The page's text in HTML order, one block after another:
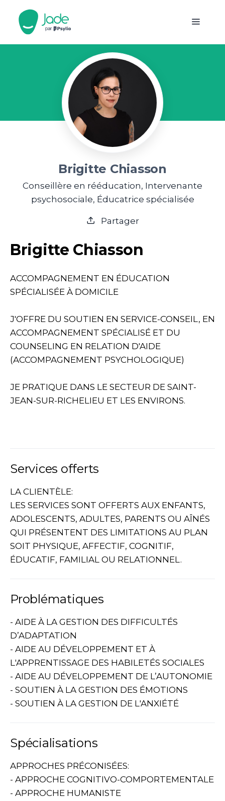
Brigitte Chiasson
Conseillère en rééducation, Intervenante
psychosociale, Éducatrice spécialisée
Partager
Brigitte Chiasson
ACCOMPAGNEMENT EN ÉDUCATION
SPÉCIALISÉE À DOMICILE
J'OFFRE DU SOUTIEN EN SERVICE-CONSEIL, EN
ACCOMPAGNEMENT SPÉCIALISÉ ET DU
COUNSELING EN RELATION D'AIDE
(ACCOMPAGNEMENT PSYCHOLOGIQUE)
JE PRATIQUE DANS LE SECTEUR DE SAINT-
JEAN-SUR-RICHELIEU ET LES ENVIRONS.
Services offerts
LA CLIENTÈLE:
LES SERVICES SONT OFFERTS AUX ENFANTS,
ADOLESCENTS, ADULTES, PARENTS OU AÎNÉS
QUI PRÉSENTENT DES LIMITATIONS AU PLAN
SOIT PHYSIQUE, AFFECTIF, COGNITIF,
ÉDUCATIF, FAMILIAL OU RELATIONNEL.
Problématiques
- AIDE À LA GESTION DES DIFFICULTÉS
D’ADAPTATION
- AIDE AU DÉVELOPPEMENT ET À
L'APPRENTISSAGE DES HABILETÉS SOCIALES
- AIDE AU DÉVELOPPEMENT DE L’AUTONOMIE
- SOUTIEN À LA GESTION DES ÉMOTIONS
- SOUTIEN À LA GESTION DE L'ANXIÉTÉ
Spécialisations
APPROCHES PRÉCONISÉES:
- APPROCHE COGNITIVO-COMPORTEMENTALE
- APPROCHE HUMANISTE